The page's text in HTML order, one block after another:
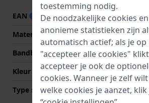
EAN
Materiaal Band
Siliconen
Bandbreedte
48 mm
Kleur Band
Zwart
Type sluiting
toestemming nodig.
De noodzakelijke cookies en
anonieme statistieken zijn
automatisch actief; als je op
"accepteer alle cookies"
accepteer je ook de
cookies. Wanneer je zelf
welke cookies je aanzet, klik